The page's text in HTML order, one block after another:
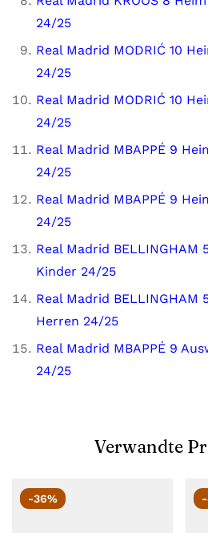
24/25
Real Madrid MODRIĆ 10
24/25
Real Madrid MODRIĆ 10
24/25
Real Madrid MBAPPÉ 9
24/25
Real Madrid MBAPPÉ 9
24/25
Real Madrid
Kinder 24/25
Real Madrid
Herren 24/25
Real Madrid MBAPPÉ 9
24/25
Verwandte
-36%